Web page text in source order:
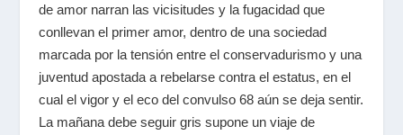
de amor narran las vicisitudes y la fugacidad que
conllevan el primer amor, dentro de una sociedad
marcada por la tensión entre el conservadurismo y una
juventud apostada a rebelarse contra el estatus, en el
cual el vigor y el eco del convulso 68 aún se deja sentir.
La mañana debe seguir gris supone un viaje de